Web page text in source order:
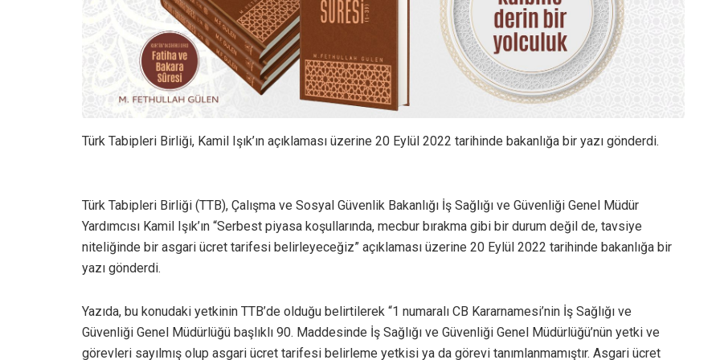
Türk Tabipleri Birliği, Kamil Işık’ın açıklaması üzerine 20 Eylül 2022 tarihinde bakanlığa bir yazı gönderdi.
Türk Tabipleri Birliği (TTB), Çalışma ve Sosyal Güvenlik Bakanlığı İş Sağlığı ve Güvenliği Genel Müdür
Yardımcısı Kamil Işık’ın “Serbest piyasa koşullarında, mecbur bırakma gibi bir durum değil de, tavsiye
niteliğinde bir asgari ücret tarifesi belirleyeceğiz” açıklaması üzerine 20 Eylül 2022 tarihinde bakanlığa bir
yazı gönderdi.
Yazıda, bu konudaki yetkinin TTB’de olduğu belirtilerek “1 numaralı CB Kararnamesi’nin İş Sağlığı ve
Güvenliği Genel Müdürlüğü başlıklı 90. Maddesinde İş Sağlığı ve Güvenliği Genel Müdürlüğü’nün yetki ve
görevleri sayılmış olup asgari ücret tarifesi belirleme yetkisi ya da görevi tanımlanmamıştır. Asgari ücret